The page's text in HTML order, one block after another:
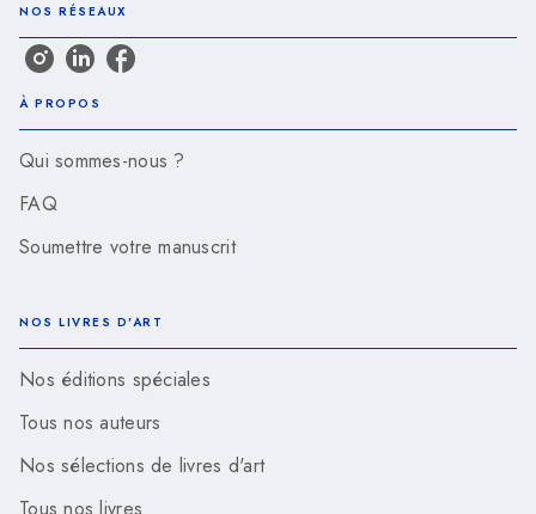
NOS RÉSEAUX
À PROPOS
Qui sommes-nous ?
FAQ
Soumettre votre manuscrit
NOS LIVRES D'ART
Nos éditions spéciales
Tous nos auteurs
Nos sélections de livres d'art
Tous nos livres